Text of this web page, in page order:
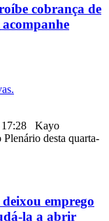
cobrança de
17:28 Kayo
Plenário desta quarta-
emprego
la a abrir